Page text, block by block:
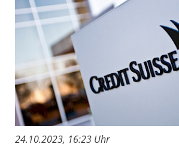
24.10.2023, 16:23 Uhr